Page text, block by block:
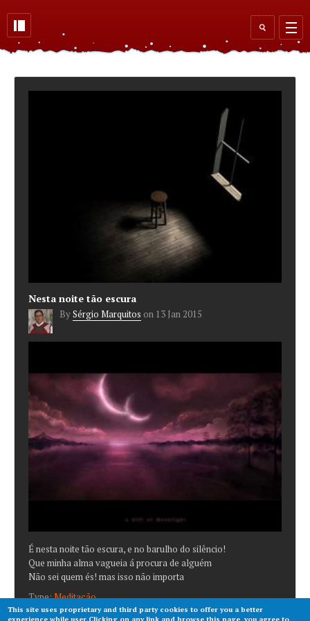
Search
form
Nesta noite tão escura
BySérgio Marquitos on 13 Jan 2015
É nesta noite tão escura, e no barulho do silêncio!
Que minha alma vagueia á procura de alguém
Não sei quem és! mas isso não importa
Type:Meditação
This site uses proprietary and third party cookies to offer you a better